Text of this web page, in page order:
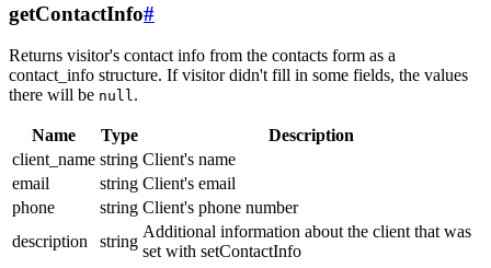
getContactInfo#
Returns visitor's contact info from the contacts form as a
contact_info structure. If visitor didn't fill in some fields, the values
there will be null.
Name Type
Description
client_name string Client's name
email
string Client's email
phone
string Client's phone number
description
string
Additional information about the client that was
set with setContactInfo